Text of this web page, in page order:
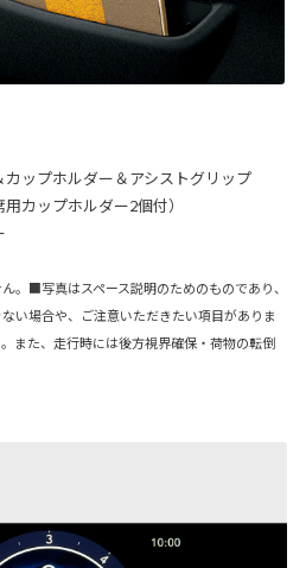
ップホルダー＆アシストグリップ
カップホルダー2個付）
。■写真はスペース説明のためのものであり、
い場合や、ご注意いただきたい項目がありま
また、走行時には後方視界確保・荷物の転倒